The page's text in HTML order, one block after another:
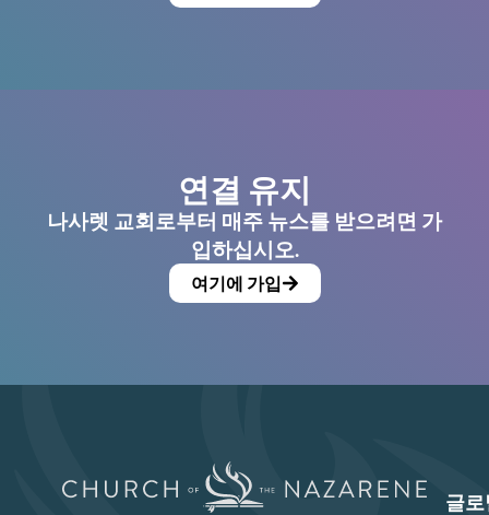
연결 유지
나사렛 교회로부터 매주 뉴스를 받으려면 가
입하십시오.
여기에 가입
글로